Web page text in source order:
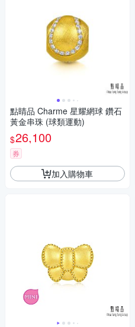
點睛品 Charme 星耀網球 鑽石
黃金串珠 (球類運動)
$26,100
券
加入購物車